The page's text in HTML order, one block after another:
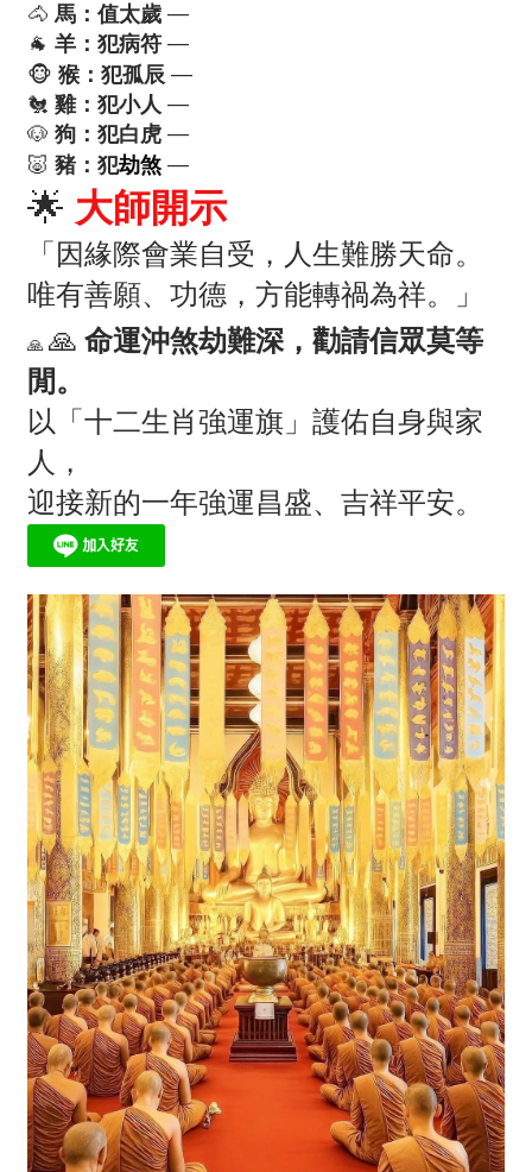
🐴 馬：值太歲 —
🐐 羊： 犯病符 —
🐵 猴： 犯孤辰 —
🐔 雞： 犯小人 —
🐶 狗： 犯白虎 —
🐷 豬： 犯劫煞 —
🌟 大師開示
「因緣際會業自受，人生難勝天命。
唯有善願、功德，方能轉禍為祥。」
🙏 🙏 命運沖煞劫難深，勸請信眾莫等
閒。
以「十二生肖強運旗」護佑自身與家
人，
迎接新的一年強運昌盛、吉祥平安。